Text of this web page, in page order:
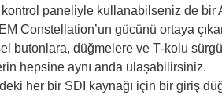
kontrol paneliyle kullanabilseniz de bir
Constellation’un gücünü ortaya
butonlara, düğmelere ve T‑kolu
hepsine aynı anda ulaşabilirsiniz.
her bir SDI kaynağı için bir giriş